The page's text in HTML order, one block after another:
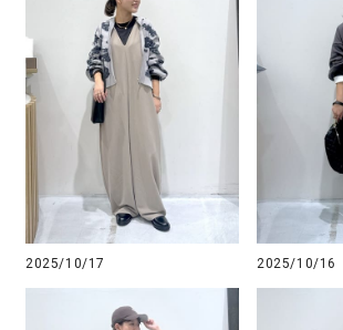
2025/10/17 2025/10/16